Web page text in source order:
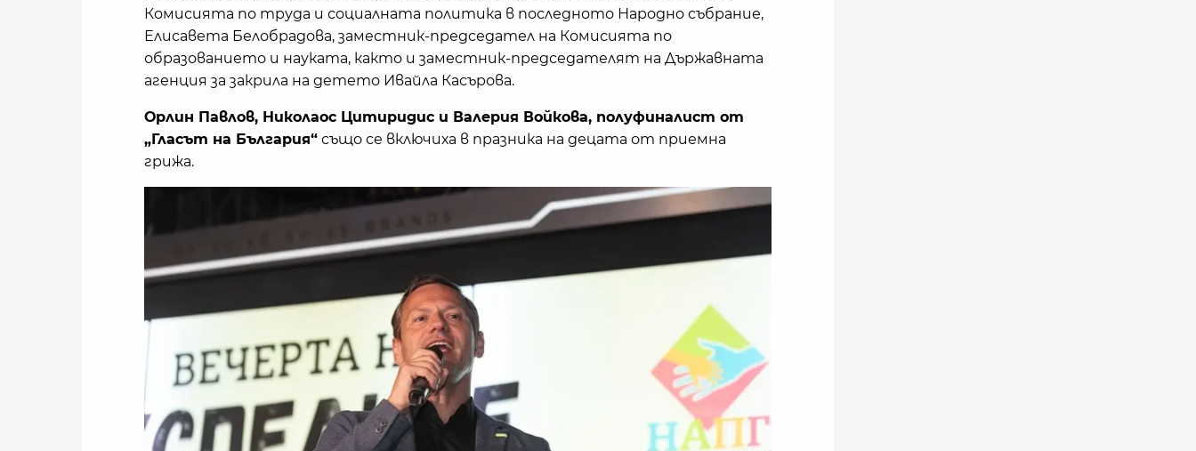
Комисията по труда и социалната политика в последното Народно събрание,
Елисавета Белобрадова, заместник-председател на Комисията по
образованието и науката, както и заместник-председателят на Държавната
агенция за закрила на детето Ивайла Касърова.
Орлин Павлов, Николаос Цитиридис и Валерия Войкова, полуфиналист от
„Гласът на България“ също се включиха в празника на децата от приемна
грижа.